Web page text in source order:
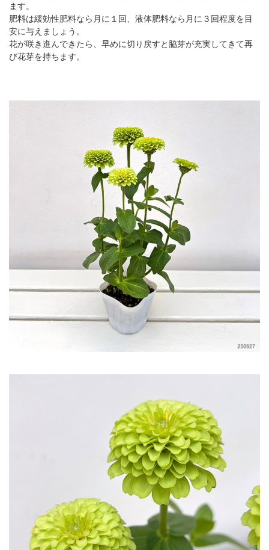
ます。
肥料は緩効性肥料なら月に１回、液体肥料なら月に３回程度を目
安に与えましょう。
花が咲き進んできたら、早めに切り戻すと脇芽が充実してきて再
び花芽を持ちます。